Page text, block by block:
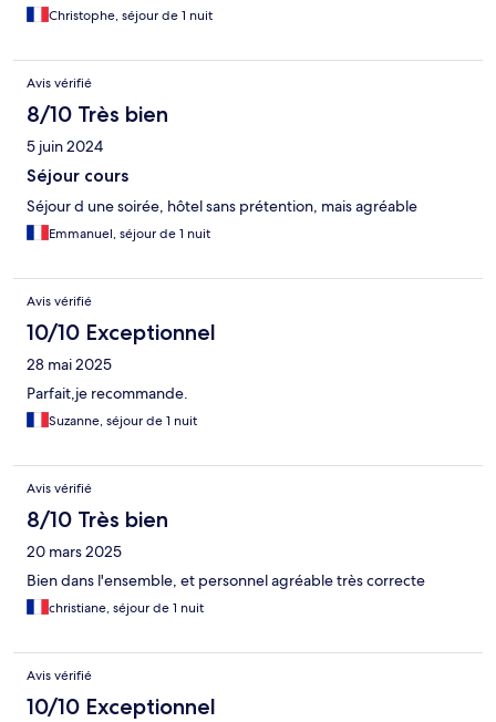
Christophe, séjour de 1 nuit
Avis vérifié
8/10 Très bien
5 juin 2024
Séjour cours
Séjour d une soirée, hôtel sans prétention, mais agréable
Emmanuel, séjour de 1 nuit
Avis vérifié
10/10 Exceptionnel
28 mai 2025
Parfait,je recommande.
Suzanne, séjour de 1 nuit
Avis vérifié
8/10 Très bien
20 mars 2025
Bien dans l'ensemble, et personnel agréable très correcte
christiane, séjour de 1 nuit
Avis vérifié
10/10 Exceptionnel